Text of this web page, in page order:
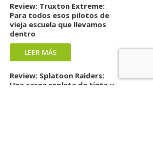
Review: Truxton Extreme:
Para todos esos pilotos de
vieja escuela que llevamos
dentro
LEER MÁS
Review: Splatoon Raiders:
Una carga repleta de tinta y